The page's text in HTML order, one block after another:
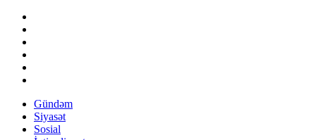
Gündəm
Siyasət
Sosial